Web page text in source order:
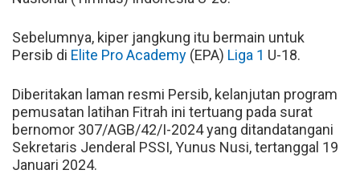
Sebelumnya, kiper jangkung itu bermain untuk
Persib di Elite Pro Academy (EPA) Liga 1 U-18.
Diberitakan laman resmi Persib, kelanjutan program
pemusatan latihan Fitrah ini tertuang pada surat
bernomor 307/AGB/42/I-2024 yang ditandatangani
Sekretaris Jenderal PSSI, Yunus Nusi, tertanggal 19
Januari 2024.